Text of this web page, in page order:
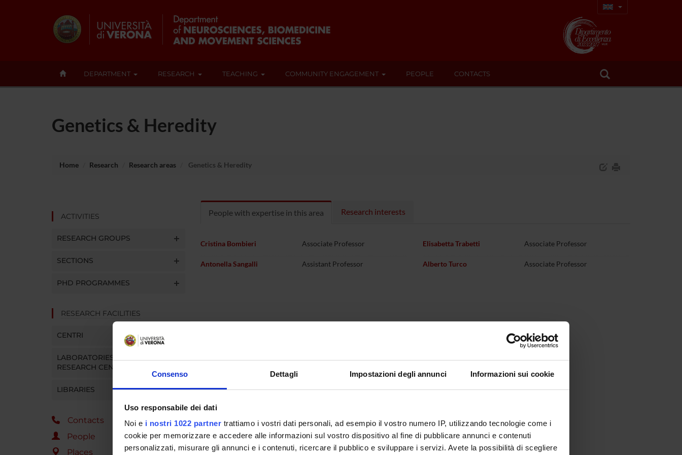
Consenso Dettagli Impostazioni degli annunci Informazioni sui cookie
Uso responsabile dei dati
Noi e i nostri 1022 partner trattiamo i vostri dati personali, ad esempio il vostro numero IP, utilizzando tecnologie come i
cookie per memorizzare e accedere alle informazioni sul vostro dispositivo al fine di pubblicare annunci e contenuti
personalizzati, misurare gli annunci e i contenuti, ricercare il pubblico e sviluppare i servizi. Avete la possibilità di scegliere
DEPARTMENT RESEARCH TEACHING COMMUNITY ENGAGEMENT PEOPLE CONTACTS
Genetics & Heredity
Home Research Research areas Genetics & Heredity
ACTIVITIES
RESEARCH GROUPS
SECTIONS
PHD PROGRAMMES
RESEARCH FACILITIES
CENTRI
LABORATORIES AND
RESEARCH CENTRES
LIBRARIES
Contacts
People
Places
People with expertise in this area Research interests
Cristina Bombieri Associate Professor
Antonella Sangalli Assistant Professor
Elisabetta Trabetti Associate Professor
Alberto Turco Associate Professor